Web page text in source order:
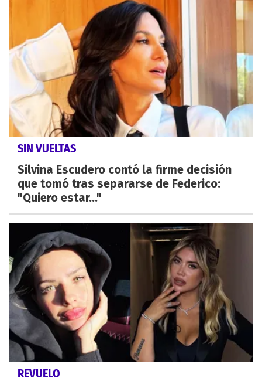
SIN VUELTAS
Silvina Escudero contó la firme decisión
que tomó tras separarse de Federico:
"Quiero estar..."
REVUELO